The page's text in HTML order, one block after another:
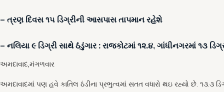
– ત્રણ દિવસ ૧૫ ડિગ્રીની આસપાસ તાપમાન રહેશે
– નલિયા ૯ ડિગ્રી સાથે ઠંડુંગાર : રાજકોટમાં ૧૨.૪, ગાંધીનગરમાં ૧૩
અમદાવાદ,મંગળવાર
અમદાવાદમાં પણ હવે કાતિલ ઠંડીના પ્રભુત્વમાં સતત વધારો થઇ રહ્યો છે. ૧૩.૩